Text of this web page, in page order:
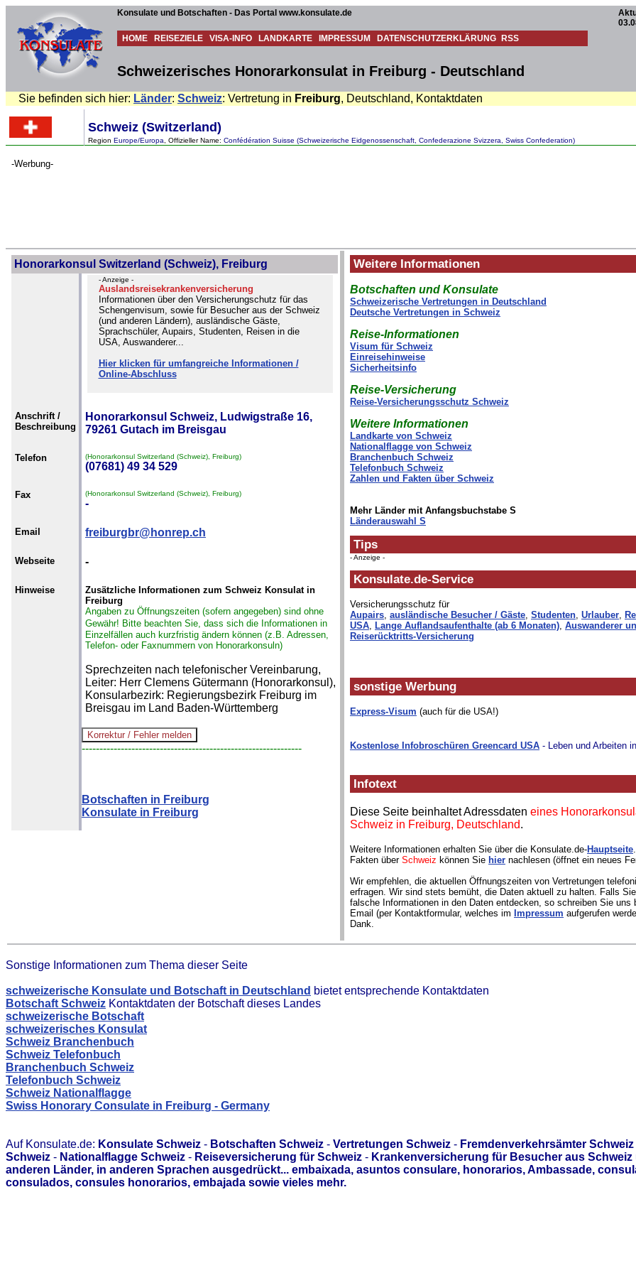
Konsulate und Botschaften - Das Portal www.konsulate.de
HOME REISEZIELE VISA-INFO LANDKARTE IMPRESSUM DATENSCHUTZERKLÄRUNG RSS
Schweizerisches Honorarkonsulat in Freiburg - Deutschland
Sie befinden sich hier: Länder: Schweiz: Vertretung in Freiburg, Deutschland, Kontaktdaten
Schweiz (Switzerland)
Region Europe/Europa , Offizieller Name: Confédération Suisse (Schweizerische Eidgenossenschaft, Confederazione Svizzera, Swiss Confederation)
-Werbung-
Honorarkonsul Switzerland (Schweiz), Freiburg
- Anzeige -
Auslandsreisekrankenversicherung
Informationen über den Versicherungschutz für das
Schengenvisum, sowie für Besucher aus der Schweiz
(und anderen Ländern), ausländische Gäste,
Sprachschüler, Aupairs, Studenten, Reisen in die
USA, Auswanderer...
Hier klicken für umfangreiche Informationen /
Online-Abschluss
Anschrift /
Beschreibung
Honorarkonsul Schweiz, Ludwigstraße 16,
79261 Gutach im Breisgau
Telefon (Honorarkonsul Switzerland (Schweiz), Freiburg)
(07681) 49 34 529
Fax (Honorarkonsul Switzerland (Schweiz), Freiburg)
-
Email freiburgbr@honrep.ch
Webseite -
Hinweise
Zusätzliche Informationen zum Schweiz Konsulat in
Freiburg
Angaben zu Öffnungszeiten (sofern angegeben) sind ohne
Gewähr! Bitte beachten Sie, dass sich die Informationen in
Einzelfällen auch kurzfristig ändern können (z.B. Adressen,
Telefon- oder Faxnummern von Honorarkonsuln)
Sprechzeiten nach telefonischer Vereinbarung,
Leiter: Herr Clemens Gütermann (Honorarkonsul),
Konsularbezirk: Regierungsbezirk Freiburg im
Breisgau im Land Baden-Württemberg
--------------------------------------------------------------
Botschaften in Freiburg
Konsulate in Freiburg
Weitere Informationen
Botschaften und Konsulate
Schweizerische Vertretungen in Deutschland
Deutsche Vertretungen in Schweiz
Reise-Informationen
Visum für Schweiz
Einreisehinweise
Sicherheitsinfo
Reise-Versicherung
Reise-Versicherungsschutz Schweiz
Weitere Informationen
Landkarte von Schweiz
Nationalflagge von Schweiz
Branchenbuch Schweiz
Telefonbuch Schweiz
Zahlen und Fakten über Schweiz
Mehr Länder mit Anfangsbuchstabe S
Länderauswahl S
Tips
- Anzeige -
Konsulate.de-Service
Versicherungsschutz für
Aupairs, ausländische Besucher / Gäste, Studenten, Urlauber,
USA, Lange Auflandsaufenthalte (ab 6 Monaten), Auswanderer
Reiserücktritts-Versicherung
sonstige Werbung
Express-Visum (auch für die USA!)
Kostenlose Infobroschüren Greencard USA - Leben und Arbeiten
Infotext
Diese Seite beinhaltet Adressdaten eines
Schweiz in Freiburg, Deutschland.
Weitere Informationen erhalten Sie über die Konsulate.de-Hauptseite
Fakten über Schweiz können Sie hier nachlesen (öffnet ein neues
Wir empfehlen, die aktuellen Öffnungszeiten von Vertretungen
erfragen. Wir sind stets bemüht, die Daten aktuell zu halten. Falls
falsche Informationen in den Daten entdecken, so schreiben Sie uns
Email (per Kontaktformular, welches im Impressum aufgerufen
Dank.
Sonstige Informationen zum Thema dieser Seite
schweizerische Konsulate und Botschaft in Deutschland bietet entsprechende Kontaktdaten
Botschaft Schweiz Kontaktdaten der Botschaft dieses Landes
schweizerische Botschaft
schweizerisches Konsulat
Schweiz Branchenbuch
Schweiz Telefonbuch
Branchenbuch Schweiz
Telefonbuch Schweiz
Schweiz Nationalflagge
Swiss Honorary Consulate in Freiburg - Germany
Auf Konsulate.de: Konsulate Schweiz - Botschaften Schweiz - Vertretungen Schweiz - Fremdenverkehrsämter Schweiz
Schweiz - Nationalflagge Schweiz - Reiseversicherung für Schweiz - Krankenversicherung für Besucher aus Schweiz
anderen Länder, in anderen Sprachen ausgedrückt... embaixada, asuntos consulare, honorarios, Ambassade,
consulados, consules honorarios, embajada sowie vieles mehr.